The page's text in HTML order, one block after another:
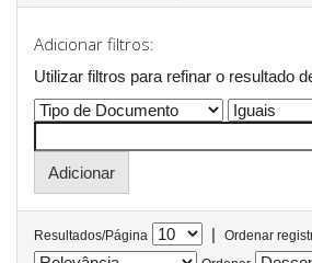
Adicionar filtros:
Utilizar filtros para refinar o resultado
Resultados/Página |
Ordenar